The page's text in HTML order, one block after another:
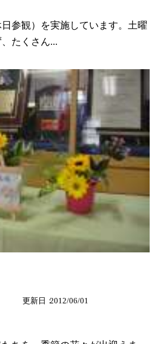
参観）を実施しています。土曜
たくさん...
更新日 2012/06/01